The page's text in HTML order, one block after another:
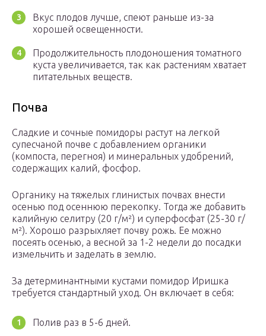
Вкус плодов лучше, спеют раньше из-за
хорошей освещенности.
Продолжительность плодоношения томатного
куста увеличивается, так как растениям хватает
питательных веществ.
Почва
Сладкие и сочные помидоры растут на легкой
супесчаной почве с добавлением органики
(компоста, перегноя) и минеральных удобрений,
содержащих калий, фосфор.
Органику на тяжелых глинистых почвах внести
осенью под осеннюю перекопку. Тогда же добавить
калийную селитру (20 г/м²) и суперфосфат (25-30 г/
м²). Хорошо разрыхляет почву рожь. Ее можно
посеять осенью, а весной за 1-2 недели до посадки
измельчить и заделать в землю.
За детерминантными кустами помидор Иришка
требуется стандартный уход. Он включает в себя:
Полив раз в 5-6 дней.